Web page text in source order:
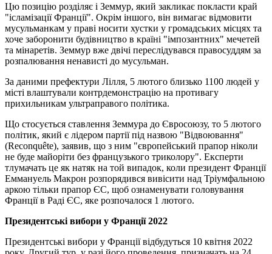
Цю позицію розділяє і Земмур, який закликає покласти край
"ісламізації Франції". Окрім іншого, він вимагає відмовити
мусульманкам у праві носити хустки у громадських місцях та
хоче заборонити будівництво в країні "імпозантних" мечетей
та мінаретів. Земмур вже двічі переслідувався правосуддям за
розпалювання ненависті до мусульман.
За даними префектури Лілля, 5 лютого близько 1100 людей у ​​
місті влаштували контрдемонстрацію на противагу
прихильникам ультраправого політика.
Що стосується ставлення Земмура до Євросоюзу, то 5 лютого
політик, який є лідером партії під назвою "Відвоювання"
(Reconquête), заявив, що з ним "європейський прапор ніколи
не буде майоріти без французького триколору". Експерти
тлумачать це як натяк на той випадок, коли президент Франції
Еммануель Макрон розпорядився вивісити над Тріумфальною
аркою тільки прапор ЄС, щоб ознаменувати головування
Франції в Раді ЄС, яке розпочалося 1 лютого.
Президентські вибори у Франції 2022
Президентські вибори у Франції відбудуться 10 квітня 2022